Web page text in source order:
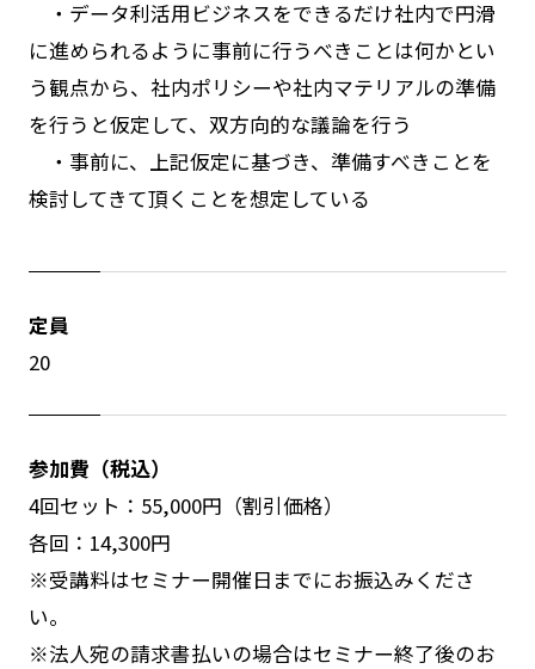
・データ利活用ビジネスをできるだけ社内で円滑
に進められるように事前に行うべきことは何かとい
う観点から、社内ポリシーや社内マテリアルの準備
を行うと仮定して、双方向的な議論を行う
・事前に、上記仮定に基づき、準備すべきことを
検討してきて頂くことを想定している
定員
20
参加費（税込）
4回セット：55,000円（割引価格）
各回：14,300円
※受講料はセミナー開催日までにお振込みくださ
い。
※法人宛の請求書払いの場合はセミナー終了後のお